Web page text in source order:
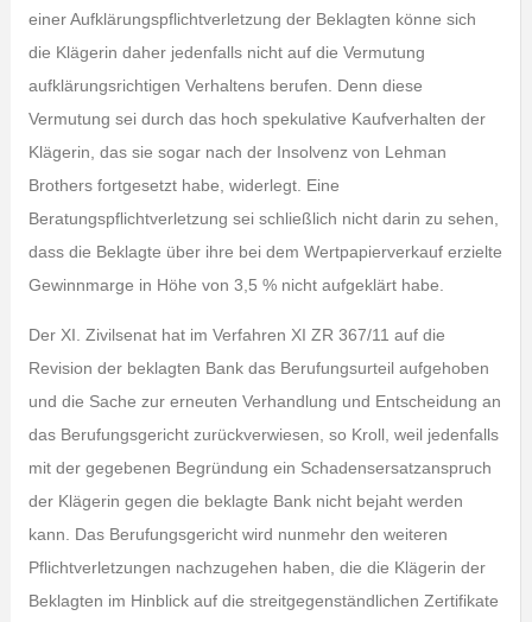
einer Aufklärungspflichtverletzung der Beklagten könne sich
die Klägerin daher jedenfalls nicht auf die Vermutung
aufklärungsrichtigen Verhaltens berufen. Denn diese
Vermutung sei durch das hoch spekulative Kaufverhalten der
Klägerin, das sie sogar nach der Insolvenz von Lehman
Brothers fortgesetzt habe, widerlegt. Eine
Beratungspflichtverletzung sei schließlich nicht darin zu sehen,
dass die Beklagte über ihre bei dem Wertpapierverkauf erzielte
Gewinnmarge in Höhe von 3,5 % nicht aufgeklärt habe.
Der XI. Zivilsenat hat im Verfahren XI ZR 367/11 auf die
Revision der beklagten Bank das Berufungsurteil aufgehoben
und die Sache zur erneuten Verhandlung und Entscheidung an
das Berufungsgericht zurückverwiesen, so Kroll, weil jedenfalls
mit der gegebenen Begründung ein Schadensersatzanspruch
der Klägerin gegen die beklagte Bank nicht bejaht werden
kann. Das Berufungsgericht wird nunmehr den weiteren
Pflichtverletzungen nachzugehen haben, die die Klägerin der
Beklagten im Hinblick auf die streitgegenständlichen Zertifikate